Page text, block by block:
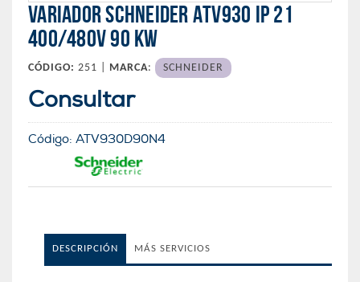
VARIADOR SCHNEIDER ATV930 IP 21
400/480V 90 KW
CÓDIGO: 251 | MARCA: SCHNEIDER
Consultar
Código: ATV930D90N4
DESCRIPCIÓN MÁS SERVICIOS